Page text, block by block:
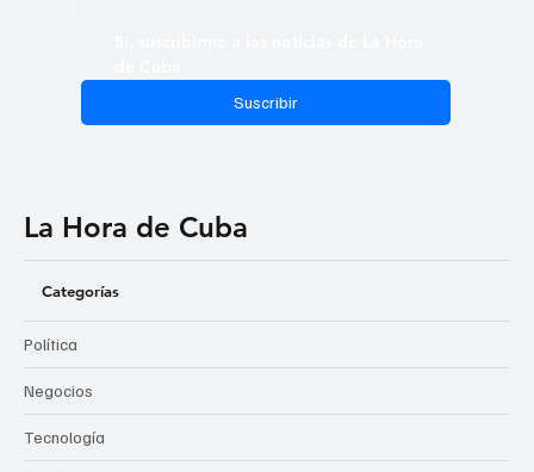
Suscribir
La Hora de Cuba
Categorías
Política
Negocios
Tecnología